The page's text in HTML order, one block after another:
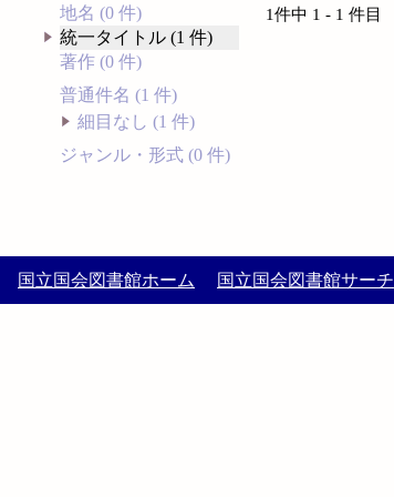
地名 (0 件)
統一タイトル (1 件)
著作 (0 件)
普通件名 (1 件)
細目なし (1 件)
ジャンル・形式 (0 件)
1件中 1 - 1 件目
国立国会図書館ホーム 国立国会図書館サーチ